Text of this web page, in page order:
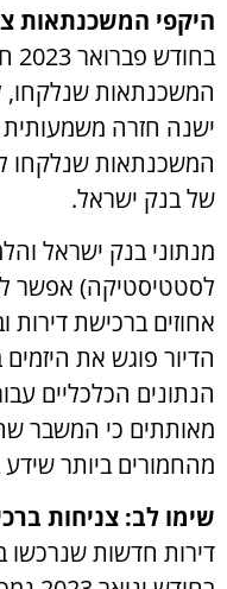
היקפי המשכנתאות
המשכנתאות
ישנה חזרה משמעותית
של בנק ישראל.
מנתוני בנק ישראל
לסטטיסטיקה) אפשר
אחוזים ברכישת
הדיור פוגש את
הנתונים הכלכליים
מאותתים כי המשבר
מהחמורים ביותר
שימו לב: צניחות
דירות חדשות שנרכשו